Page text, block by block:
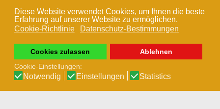
Diese Website verwendet Cookies, um Ihnen die beste
Erfahrung auf unserer Website zu ermöglichen.
Cookie-Richtlinie
Datenschutz-Bestimmungen
Cookies zulassen
Ablehnen
Cookie-Einstellungen:
Notwendig Einstellungen Statistics
Zum Hauptinhalt springen